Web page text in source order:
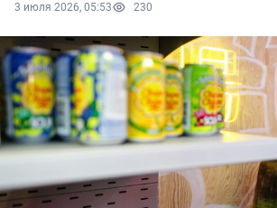
3 июля 2026, 05:53 230